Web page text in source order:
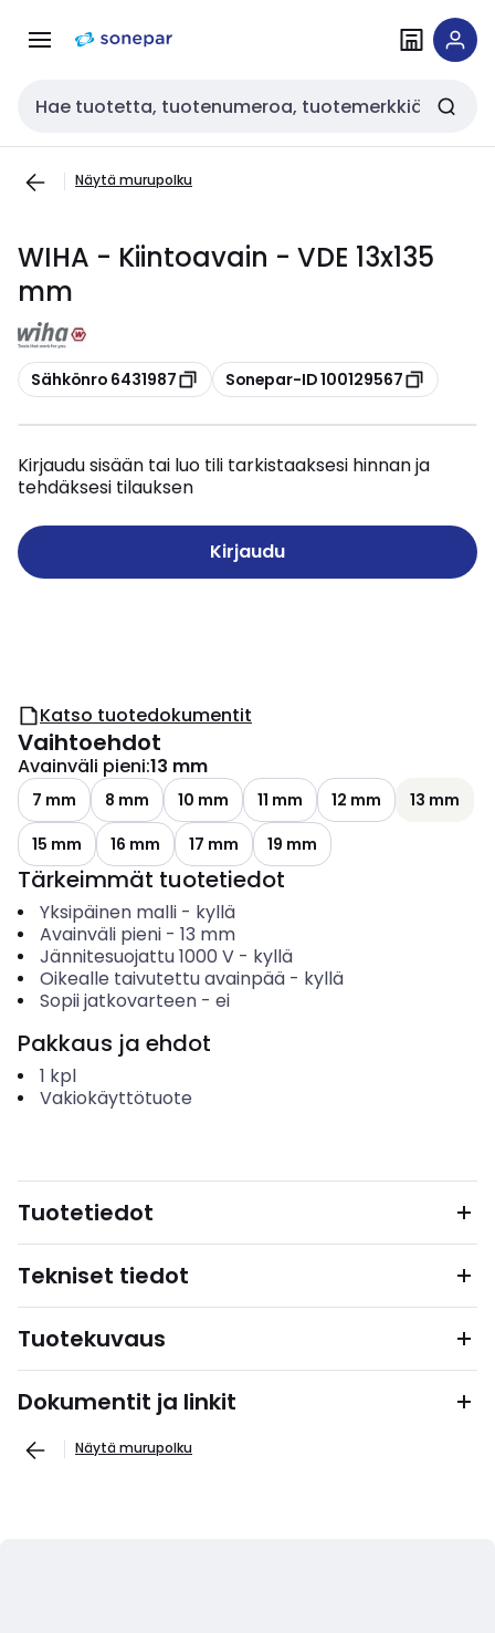
navigointiinsisältöön
Haku
Näytä murupolku
WIHA - Kiintoavain - VDE 13x135
mm
Kopioi
Sähkönro 6431987 Kopioi
Sonepar-ID 100129567
Kirjaudu sisään tai luo tili tarkistaaksesi hinnan ja
tehdäksesi tilauksen
Kirjaudu
Katso tuotedokumentit
Vaihtoehdot
Avainväli pieni:13 mm
7 mm 8 mm 10 mm 11 mm 12 mm
13 mm
15 mm
16 mm 17 mm 19 mm
Tärkeimmät tuotetiedot
Yksipäinen malli- kyllä
Avainväli pieni- 13 mm
Jännitesuojattu 1000 V- kyllä
Oikealle taivutettu avainpää- kyllä
Sopii jatkovarteen- ei
Pakkaus ja ehdot
1 kpl
Vakiokäyttötuote
Tuotetiedot
Tekniset tiedot
Tuotekuvaus
Dokumentit ja linkit
Näytä murupolku